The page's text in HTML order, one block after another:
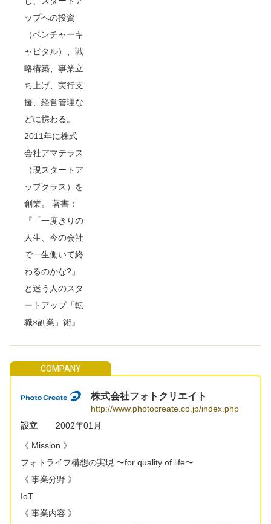
ップへの投資
（ベンチャーキ
ャピタル）、戦
略構築、事業立
ち上げ、実行支
援、経営管理な
どに携わる。
2011年に株式
会社アマテラス
（現スタートア
ップクラス）を
創業。 著書：
『「一度きりの
人生、今の会社
で一生働いて終
わるのかな?」
と迷う人のスタ
ートアップ「転
職×副業」術』
株式会社フォトクリエイト
http://www.photocreate.co.jp/index.php
設立
2002年01月
《 Mission 》
フォトライフ構想の実現 〜for quality of life〜
《 事業分野 》
IoT
《 事業内容 》